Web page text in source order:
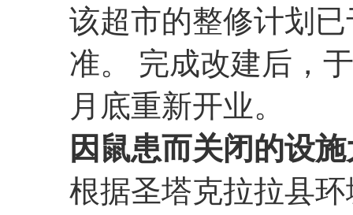
该超市的整修计划
准。 完成改建后，
月底重新开业。
因鼠患而关闭的设
根据圣塔克拉拉县